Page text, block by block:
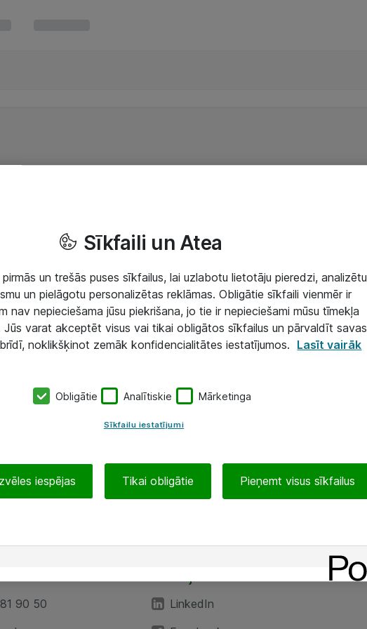
90 50
LinkedIn
Sīkfaili un Atea
un trešās puses sīkfailus, lai uzlabotu lietotāju pieredzi, analizētu
un pielāgotu personalizētas reklāmas. Obligātie sīkfaili vienmēr ir
nav nepieciešama jūsu piekrišana, jo tie ir nepieciešami mūsu tīmekļa
varat akceptēt visus vai tikai obligātos sīkfailus un pārvaldīt savas
noklikšķinot zemāk konfidencialitātes iestatījumos. Lasīt vairāk
Obligātie Analītiskie Mārketinga
Sīkfailu iestatījumi
iespējas Tikai obligātie Pieņemt visus sīkfailus